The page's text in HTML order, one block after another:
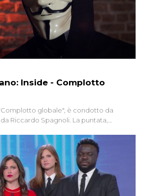
Inside - Complotto
globale", è condotto da
Riccardo Spagnoli. La puntata,
narrazioni alternative, dei sospetti
che negli ultimi anni hanno invaso
piazze digitali e immaginario collettivo.